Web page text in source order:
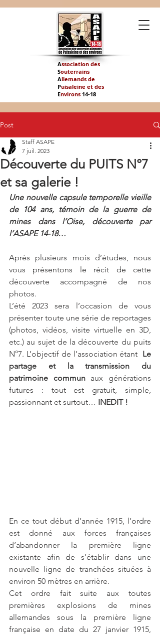
Association des
Souterrains
Allemands de
Puisaleine et des
Environs 14-18
Post
Découverte du PUITS N°7
et sa galerie !
Staff ASAPE
7 juil. 2023
Une nouvelle capsule temporelle vieille
de 104 ans, témoin de la guerre de
mines dans l’Oise, découverte par
l’ASAPE 14-18…
Après plusieurs mois d’études, nous
vous présentons le récit de cette
découverte accompagné de nos
photos.
L’été 2023 sera l’occasion de vous
présenter toute une série de reportages
(photos, vidéos, visite virtuelle en 3D,
etc.) au sujet de la découverte du puits
N°7. L’objectif de l’association étant Le
partage et la transmission du
patrimoine commun aux générations
futures : tout est gratuit, simple,
passionnant et surtout… INEDIT !
En ce tout début d’année 1915, l’ordre
est donné aux forces françaises
d’abandonner la première ligne
existante afin de s’établir dans une
nouvelle ligne de tranchées situées à
environ 50 mètres en arrière.
Cet ordre fait suite aux toutes
premières explosions de mines
allemandes sous la première ligne
française en date du 27 janvier 1915,